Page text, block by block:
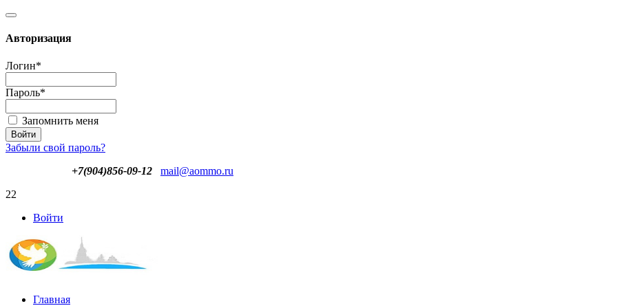
Авторизация
Логин*
Пароль*
Запомнить меня
Забыли свой пароль?
+7(904)856-09-12
mail@aommo.ru
22
Войти
Главная